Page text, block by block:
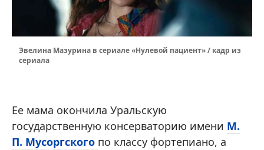
Эвелина Мазурина в сериале «Нулевой пациент» / кадр из
сериала
Ее мама окончила Уральскую
государственную консерваторию имени М.
П. Мусоргского по классу фортепиано, а